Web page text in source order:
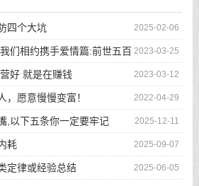
2025-02-06
四个大坑
2023-03-25
们相约携手爱情篇:前世五百
遇
2023-03-12
好 就是在赚钱
2022-04-29
，愿意慢慢变富！
2025-12-11
,以下五条你一定要牢记
2025-09-07
耗
2025-06-05
定律或经验总结